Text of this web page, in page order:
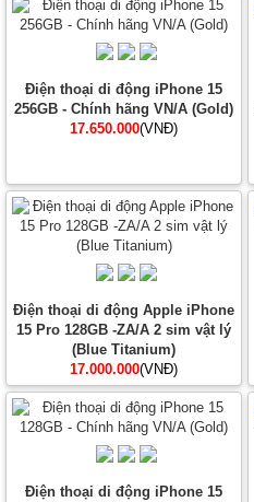
Điện thoại di động iPhone 15
256GB - Chính hãng VN/A (Gold)
17.650.000(VNĐ)
Điện thoại di động Apple iPhone
15 Pro 128GB -ZA/A 2 sim vật lý
(Blue Titanium)
17.000.000(VNĐ)
Điện thoại di động iPhone 15